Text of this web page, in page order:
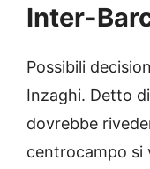
Inter-
Possibili
Inzaghi. Detto
dovrebbe
centrocampo si